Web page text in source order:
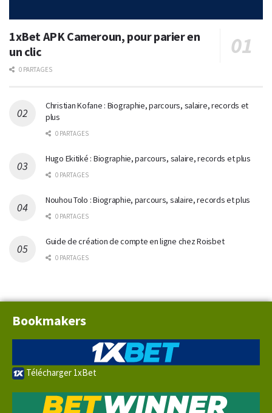
1xBet APK Cameroun, pour parier en
un clic
0 PARTAGES
Christian Kofane : Biographie, parcours, salaire, records et
plus
0 PARTAGES
Hugo Ekitiké : Biographie, parcours, salaire, records et plus
0 PARTAGES
Nouhou Tolo : Biographie, parcours, salaire, records et plus
0 PARTAGES
Guide de création de compte en ligne chez Roisbet
0 PARTAGES
Bookmakers
Télécharger 1xBet